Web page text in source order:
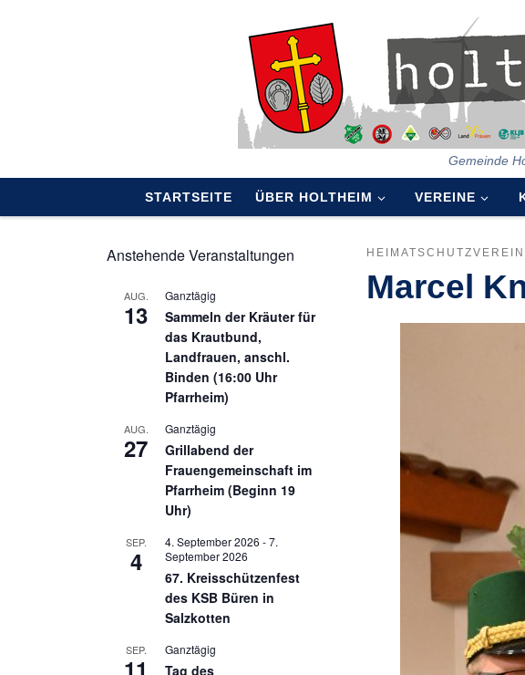
Gemeinde
STARTSEITE ÜBER HOLTHEIM VEREINE
HEIMATSCHUTZVEREIN
Marcel
Anstehende Veranstaltungen
AUG.
13
Ganztägig
Sammeln der Kräuter für
das Krautbund,
Landfrauen, anschl.
Binden (16:00 Uhr
Pfarrheim)
AUG.
27
Ganztägig
Grillabend der
Frauengemeinschaft im
Pfarrheim (Beginn 19
Uhr)
SEP.
4
4. September 2026 -7.
September 2026
67. Kreisschützenfest
des KSB Büren in
Salzkotten
SEP.
11
Ganztägig
Tag des